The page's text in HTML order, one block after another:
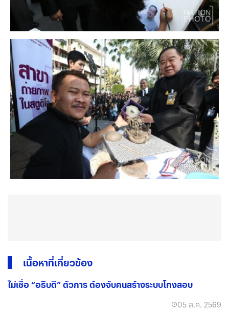
เนื้อหาที่เกี่ยวข้อง
ไม่เชื่อ “อธิบดี” ตัวการ ต้องจับคนสร้างระบบโกงสอบ
05 ส.ค. 2569